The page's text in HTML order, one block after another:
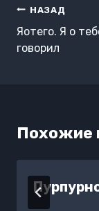
Навигация
по
записям
НАЗАД
Яотего. Я о
говорил
Похожие